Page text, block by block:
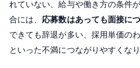
れていない、給与や働き方の条件
合には、 応募数はあっても面接に
できても辞退が多い、採用単価の
といった不満につながりやすくなり